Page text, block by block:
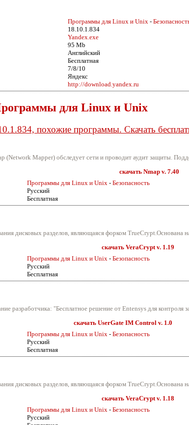
Программы для Linux и Unix -
18.10.1.834
Yandex.exe
95 Mb
Английский
Бесплатная
7/8/10
Яндекс
http://download.yandex.ru
для Linux и Unix
похожие программы. Скачать
(Network Mapper) обследует сети и проводит аудит защиты.
скачать Nmap v. 7.40
Программы для Linux и Unix - Безопасность
Русский
Бесплатная
дисковых разделов, являющаяся форком TrueCrypt.Основана
скачать VeraCrypt v. 1.19
Программы для Linux и Unix - Безопасность
Русский
Бесплатная
разработчика: "Бесплатное решение от Entensys для контроля
скачать UserGate IM Control v. 1.0
Программы для Linux и Unix - Безопасность
Русский
Бесплатная
дисковых разделов, являющаяся форком TrueCrypt.Основана
скачать VeraCrypt v. 1.18
Программы для Linux и Unix - Безопасность
Русский